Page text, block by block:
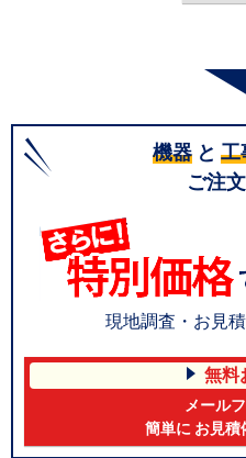
機器 と 工
ご注
現地調査・お見
無料
メール
簡単に お見積